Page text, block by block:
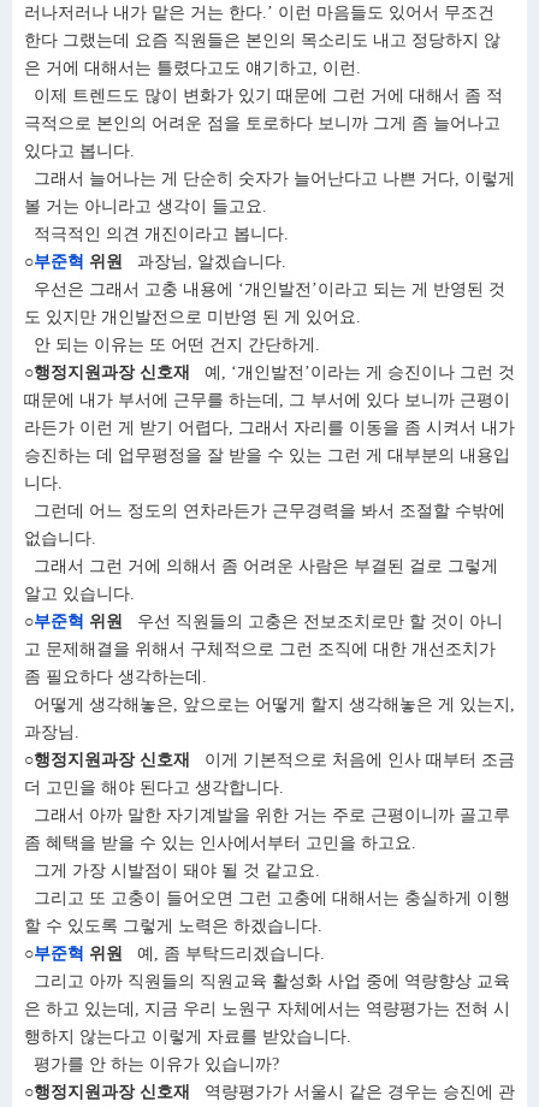
러나저러나 내가 맡은 거는 한다.’ 이런 마음들도 있어서 무조건
한다 그랬는데 요즘 직원들은 본인의 목소리도 내고 정당하지 않
은 거에 대해서는 틀렸다고도 얘기하고, 이런.
이제 트렌드도 많이 변화가 있기 때문에 그런 거에 대해서 좀 적
극적으로 본인의 어려운 점을 토로하다 보니까 그게 좀 늘어나고
있다고 봅니다.
그래서 늘어나는 게 단순히 숫자가 늘어난다고 나쁜 거다, 이렇게
볼 거는 아니라고 생각이 들고요.
적극적인 의견 개진이라고 봅니다.
○부준혁 위원
과장님, 알겠습니다.
우선은 그래서 고충 내용에 ‘개인발전’이라고 되는 게 반영된 것
도 있지만 개인발전으로 미반영 된 게 있어요.
안 되는 이유는 또 어떤 건지 간단하게.
○행정지원과장 신호재
예, ‘개인발전’이라는 게 승진이나 그런 것
때문에 내가 부서에 근무를 하는데, 그 부서에 있다 보니까 근평이
라든가 이런 게 받기 어렵다, 그래서 자리를 이동을 좀 시켜서 내가
승진하는 데 업무평정을 잘 받을 수 있는 그런 게 대부분의 내용입
니다.
그런데 어느 정도의 연차라든가 근무경력을 봐서 조절할 수밖에
없습니다.
그래서 그런 거에 의해서 좀 어려운 사람은 부결된 걸로 그렇게
알고 있습니다.
○부준혁 위원
우선 직원들의 고충은 전보조치로만 할 것이 아니
고 문제해결을 위해서 구체적으로 그런 조직에 대한 개선조치가
좀 필요하다 생각하는데.
어떻게 생각해놓은, 앞으로는 어떻게 할지 생각해놓은 게 있는지,
과장님.
○행정지원과장 신호재
이게 기본적으로 처음에 인사 때부터 조금
더 고민을 해야 된다고 생각합니다.
그래서 아까 말한 자기계발을 위한 거는 주로 근평이니까 골고루
좀 혜택을 받을 수 있는 인사에서부터 고민을 하고요.
그게 가장 시발점이 돼야 될 것 같고요.
그리고 또 고충이 들어오면 그런 고충에 대해서는 충실하게 이행
할 수 있도록 그렇게 노력은 하겠습니다.
○부준혁 위원
예, 좀 부탁드리겠습니다.
그리고 아까 직원들의 직원교육 활성화 사업 중에 역량향상 교육
은 하고 있는데, 지금 우리 노원구 자체에서는 역량평가는 전혀 시
행하지 않는다고 이렇게 자료를 받았습니다.
평가를 안 하는 이유가 있습니까?
○행정지원과장 신호재
역량평가가 서울시 같은 경우는 승진에 관